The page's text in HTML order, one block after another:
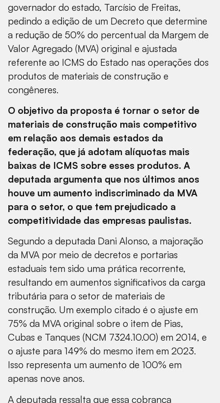
governador do estado, Tarcísio de Freitas,
pedindo a edição de um Decreto que determine
a redução de 50% do percentual da Margem de
Valor Agregado (MVA) original e ajustada
referente ao ICMS do Estado nas operações dos
produtos de materiais de construção e
congêneres.
O objetivo da proposta é tornar o setor de
materiais de construção mais competitivo
em relação aos demais estados da
federação, que já adotam alíquotas mais
baixas de ICMS sobre esses produtos. A
deputada argumenta que nos últimos anos
houve um aumento indiscriminado da MVA
para o setor, o que tem prejudicado a
competitividade das empresas paulistas.
Segundo a deputada Dani Alonso, a majoração
da MVA por meio de decretos e portarias
estaduais tem sido uma prática recorrente,
resultando em aumentos significativos da carga
tributária para o setor de materiais de
construção. Um exemplo citado é o ajuste em
75% da MVA original sobre o item de Pias,
Cubas e Tanques (NCM 7324.10.00) em 2014, e
o ajuste para 149% do mesmo item em 2023.
Isso representa um aumento de 100% em
apenas nove anos.
A deputada ressalta que essa cobrança